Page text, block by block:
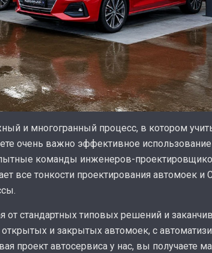
и многогранный процесс, в котором
очень важно эффективное
команды инженеров-
все тонкости проектирования автомоек
от стандартных типовых решений и
и закрытых автомоек, с
проект автосервиса у нас, вы получаете